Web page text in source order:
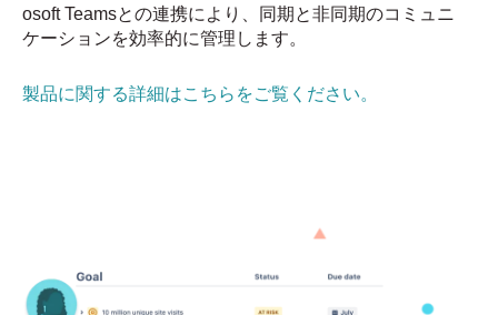
osoft Teamsとの連携により、同期と非同期のコミュニ
ケーションを効率的に管理します。
製品に関する詳細はこちらをご覧ください。